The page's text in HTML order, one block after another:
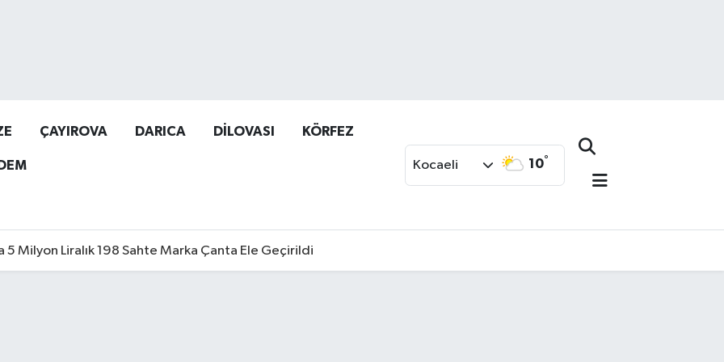
ÇAYIROVA DARICA DİLOVASI KÖRFEZ
Kocaeli 10°
5 Milyon Liralık 198 Sahte Marka Çanta Ele Geçirildi